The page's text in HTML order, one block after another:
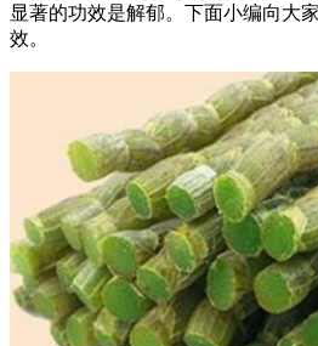
显著的功效是解郁。下面小编向大
效。